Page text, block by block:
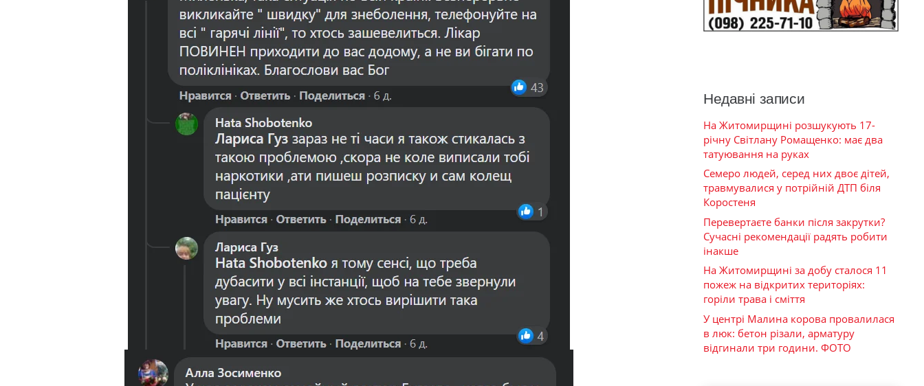
Недавні записи
На Житомирщині розшукують 17-
річну Світлану Ромащенко: має два
татуювання на руках
Семеро людей, серед них двоє дітей,
травмувалися у потрійній ДТП біля
Коростеня
Перевертаєте банки після закрутки?
Сучасні рекомендації радять робити
інакше
На Житомирщині за добу сталося 11
пожеж на відкритих територіях:
горіли трава і сміття
У центрі Малина корова провалилася
в люк: бетон різали, арматуру
відгинали три години. ФОТО